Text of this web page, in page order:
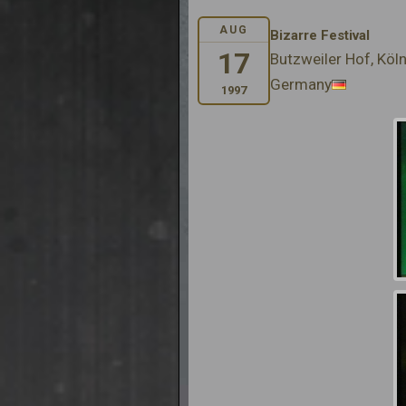
AUG
17
1997
Bizarre Festival
Butzweiler Hof, Köln
Germany